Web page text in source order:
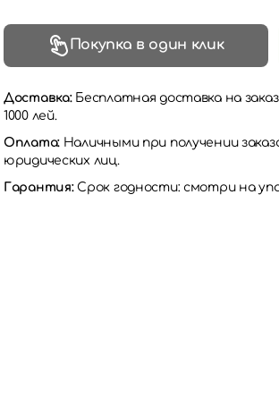
Покупка в один клик
Доставка: Бесплатная доставка на
1000 лей.
Оплата: Наличными при получении
юридических лиц.
Гарантия:Срок годности: смотри на